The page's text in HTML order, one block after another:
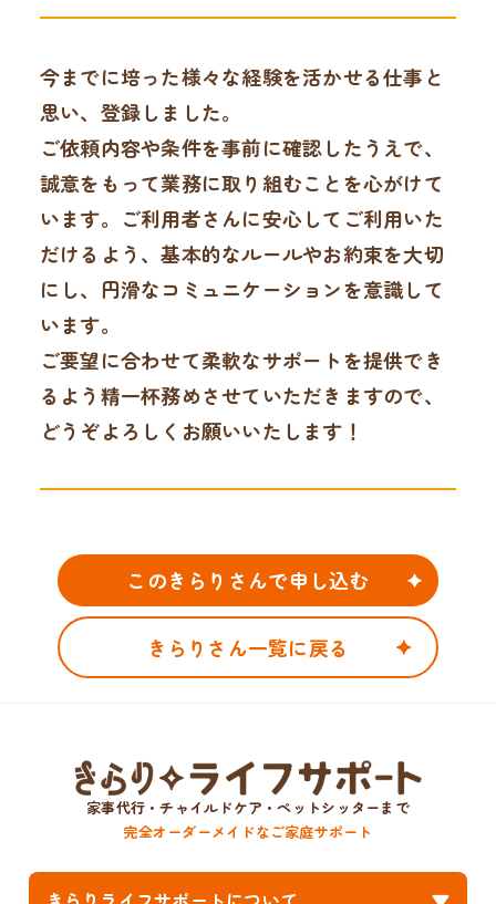
今までに培った様々な経験を活かせる仕事と
思い、登録しました。
ご依頼内容や条件を事前に確認したうえで、
誠意をもって業務に取り組むことを心がけて
います。ご利用者さんに安心してご利用いた
だけるよう、基本的なルールやお約束を大切
にし、円滑なコミュニケーションを意識して
います。
ご要望に合わせて柔軟なサポートを提供でき
るよう精一杯務めさせていただきますので、
どうぞよろしくお願いいたします！
このきらりさんで申し込む
きらりさん一覧に戻る
家事代行・チャイルドケア・ペットシッターまで
完全オーダーメイドなご家庭サポート